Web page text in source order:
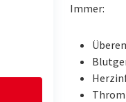
Immer: